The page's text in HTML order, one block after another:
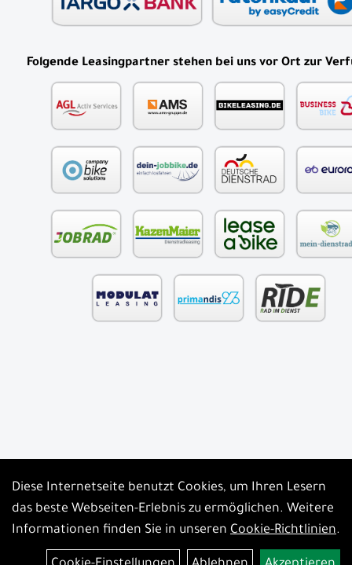
Folgende Leasingpartner stehen bei uns vor Ort zur
Diese Internetseite benutzt Cookies, um Ihren Lesern
das beste Webseiten-Erlebnis zu ermöglichen. Weitere
Informationen finden Sie in unseren Cookie-Richtlinien.
Auftrag widerrufen